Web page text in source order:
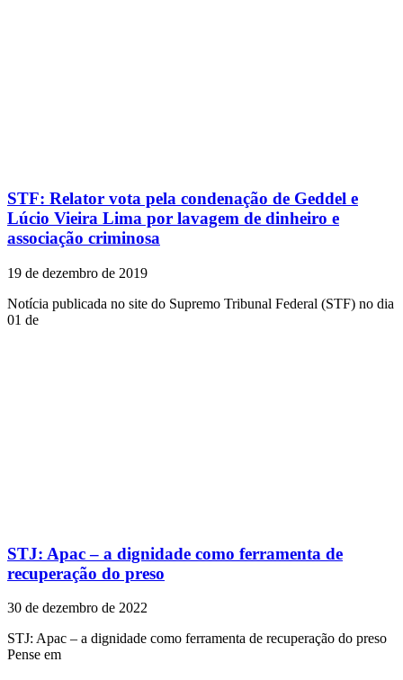
STF: Relator vota pela condenação de Geddel e
Lúcio Vieira Lima por lavagem de dinheiro e
associação criminosa
19 de dezembro de 2019
Notícia publicada no site do Supremo Tribunal Federal (STF) no dia
01 de
STJ: Apac – a dignidade como ferramenta de
recuperação do preso
30 de dezembro de 2022
STJ: Apac – a dignidade como ferramenta de recuperação do preso
Pense em